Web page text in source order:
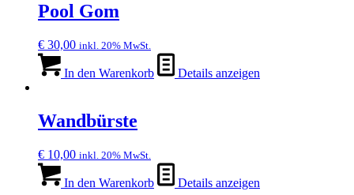
Pool Gom
€ 30,00 inkl. 20% MwSt.
In den Warenkorb Details anzeigen
Wandbürste
€ 10,00 inkl. 20% MwSt.
In den Warenkorb Details anzeigen